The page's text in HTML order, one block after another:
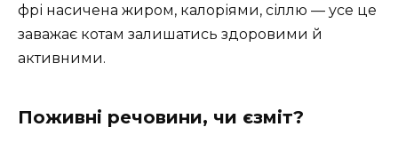
фрі насичена жиром, калоріями, сіллю — усе це
заважає котам залишатись здоровими й
активними.
Поживні речовини, чи єзміт?